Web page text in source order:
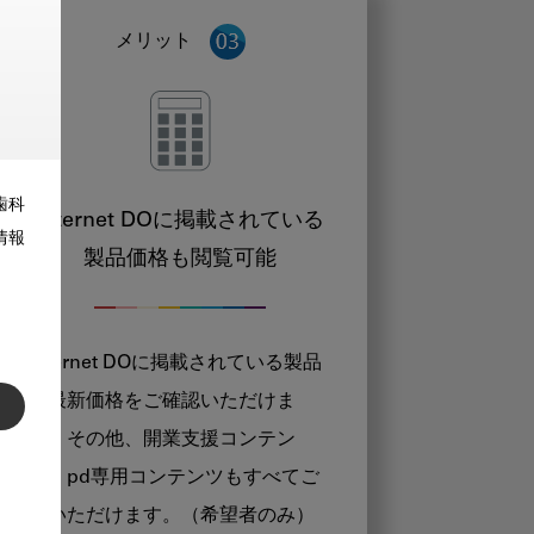
科
報
メリット
Internet DOに掲載されている
製品価格も閲覧可能
Internet DOに掲載されている製品
の最新価格をご確認いただけま
す。その他、開業支援コンテン
ツ、pd専用コンテンツもすべてご
覧いただけます。（希望者のみ）